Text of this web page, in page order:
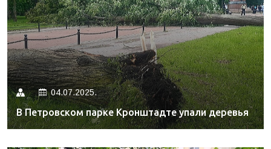
04.07.2025.
В Петровском парке Кронштадте упали деревья